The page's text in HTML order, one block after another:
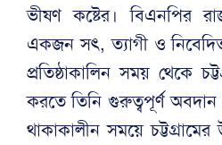
ভীষণ কষ্টের। বিএনপির
একজন সৎ, ত্যাগী ও
প্রতিষ্ঠাকালিন সময় থেকে
করতে তিনি গুরুত্বপূর্ণ
থাকাকালীন সময়ে